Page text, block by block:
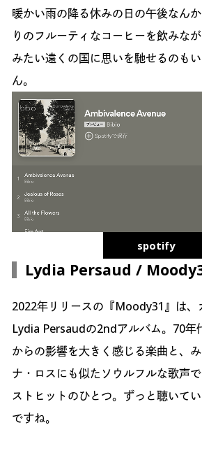
暖かい雨の降る休みの日の午後なん
りのフルーティなコーヒーを飲みな
みたい遠くの国に思いを馳せるのも
ん。
spotify
Lydia Persaud /
2022年リリースの『Moody31』は、
Lydia Persaudの2ndアルバム。70年
からの影響を大きく感じる楽曲と、
ナ・ロスにも似たソウルフルな歌声
ストヒットのひとつ。ずっと聴いて
ですね。